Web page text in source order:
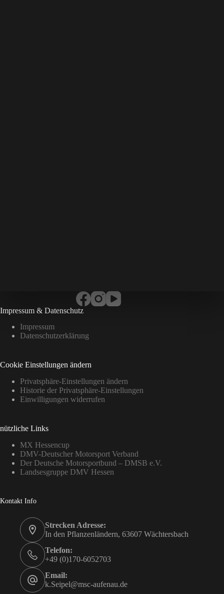
Impressum & Datenschutz
Impressum
Datenschutzerklärung
Cookie Einstellungen ändern
Privatsphäre-Einstellungen ändern
Historie der Privatsphäre-Einstellungen
Einwilligungen widerrufen
nützliche Links
MX Hessencup
DMV-Deutscher Motorsport Verband
Der Deutsche Motorsportbund – DMSB e.V.
Landsesgruppe DMV Hessen
Kontakt Info
Strecken Adresse:
In den Pflanzenländern, 63607 Wächtersbach
Telefon:
+49 (0)170-6052703
Email:
k.Seipel@msc-aufenau.de